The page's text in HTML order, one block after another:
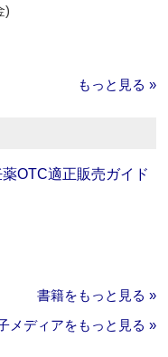
)
もっと見る »
薬OTC適正販売ガイド
書籍をもっと見る »
メディアをもっと見る »